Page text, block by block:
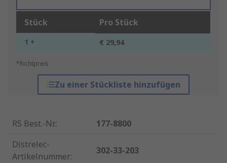
Stück Pro Stück
1 + € 29,94
*Richtpreis
Zu einer Stückliste hinzufügen
RS Best.-Nr.:
177-8800
Distrelec-
Artikelnummer:
302-33-203